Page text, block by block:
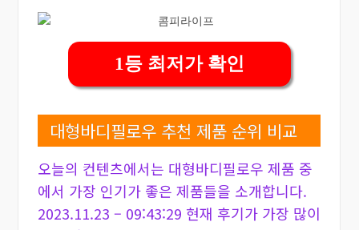
1등 최저가 확인
대형바디필로우 추천 제품 순위 비교
오늘의 컨텐츠에서는 대형바디필로우 제품 중
에서 가장 인기가 좋은 제품들을 소개합니다.
2023.11.23 – 09:43:29 현재 후기가 가장 많이